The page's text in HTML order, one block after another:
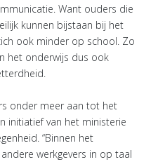
Want ouders die
kunnen bijstaan bij het
ook minder op school. Zo
het onderwijs dus ook
onder meer aan tot het
initiatief van het ministerie
“Binnen het
werkgevers in op taal